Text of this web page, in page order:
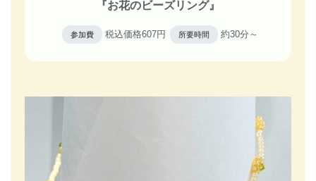
『お花のビーズリング』
参加費 税込価格607円 所要時間 約30分～